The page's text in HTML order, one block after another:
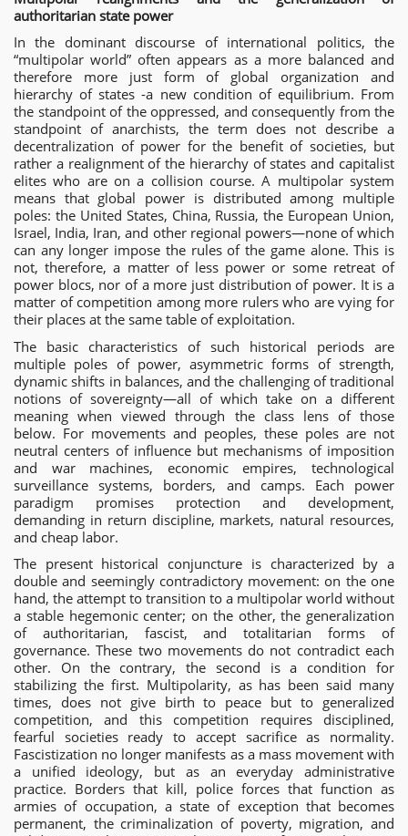
authoritarian state power
In the dominant discourse of international politics, the
“multipolar world” often appears as a more balanced and
therefore more just form of global organization and
hierarchy of states -a new condition of equilibrium. From
the standpoint of the oppressed, and consequently from the
standpoint of anarchists, the term does not describe a
decentralization of power for the benefit of societies, but
rather a realignment of the hierarchy of states and capitalist
elites who are on a collision course. A multipolar system
means that global power is distributed among multiple
poles: the United States, China, Russia, the European Union,
Israel, India, Iran, and other regional powers—none of which
can any longer impose the rules of the game alone. This is
not, therefore, a matter of less power or some retreat of
power blocs, nor of a more just distribution of power. It is a
matter of competition among more rulers who are vying for
their places at the same table of exploitation.
The basic characteristics of such historical periods are
multiple poles of power, asymmetric forms of strength,
dynamic shifts in balances, and the challenging of traditional
notions of sovereignty—all of which take on a different
meaning when viewed through the class lens of those
below. For movements and peoples, these poles are not
neutral centers of influence but mechanisms of imposition
and war machines, economic empires, technological
surveillance systems, borders, and camps. Each power
paradigm promises protection and development,
demanding in return discipline, markets, natural resources,
and cheap labor.
The present historical conjuncture is characterized by a
double and seemingly contradictory movement: on the one
hand, the attempt to transition to a multipolar world without
a stable hegemonic center; on the other, the generalization
of authoritarian, fascist, and totalitarian forms of
governance. These two movements do not contradict each
other. On the contrary, the second is a condition for
stabilizing the first. Multipolarity, as has been said many
times, does not give birth to peace but to generalized
competition, and this competition requires disciplined,
fearful societies ready to accept sacrifice as normality.
Fascistization no longer manifests as a mass movement with
a unified ideology, but as an everyday administrative
practice. Borders that kill, police forces that function as
armies of occupation, a state of exception that becomes
permanent, the criminalization of poverty, migration, and